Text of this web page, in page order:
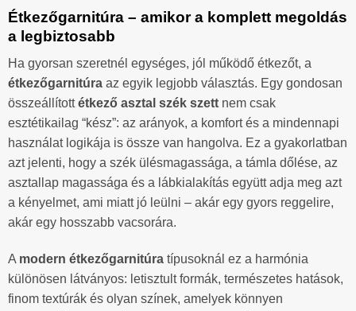
Étkezőgarnitúra – amikor a komplett megoldás
a legbiztosabb
Ha gyorsan szeretnél egységes, jól működő étkezőt, a
étkezőgarnitúra az egyik legjobb választás. Egy gondosan
összeállítottétkező asztal szék szett nem csak
esztétikailag “kész”: az arányok, a komfort és a mindennapi
használat logikája is össze van hangolva. Ez a gyakorlatban
azt jelenti, hogy a szék ülésmagassága, a támla dőlése, az
asztallap magassága és a lábkialakítás együtt adja meg azt
a kényelmet, ami miatt jó leülni – akár egy gyors reggelire,
akár egy hosszabb vacsorára.
A modern étkezőgarnitúra típusoknál ez a harmónia
különösen látványos: letisztult formák, természetes hatások,
finom textúrák és olyan színek, amelyek könnyen